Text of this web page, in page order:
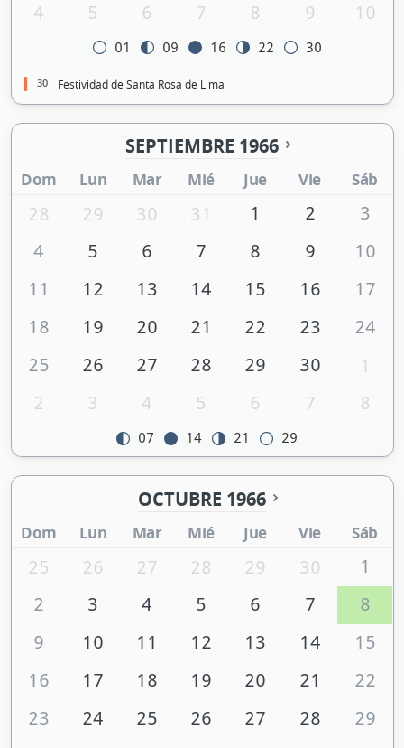
4
5 6 7 8 9 10
01 09 16 22 30
30 Festividad de Santa Rosa de Lima
SEPTIEMBRE 1966
Dom Lun Mar Mié Jue Vie Sáb
28 29 30 31 1 2
3
4
5 6 7 8 9
10
11
12 13 14 15 16
17
18
19 20 21 22 23
24
25
26 27 28 29 30
1
2
3 4 5 6 7 8
07 14 21 29
OCTUBRE 1966
Dom Lun Mar Mié Jue Vie Sáb
25 26 27 28 29 30
1
2
3 4 5 6 7
8
9
10 11 12 13 14
15
16
17 18 19 20 21
22
23
24 25 26 27 28
29